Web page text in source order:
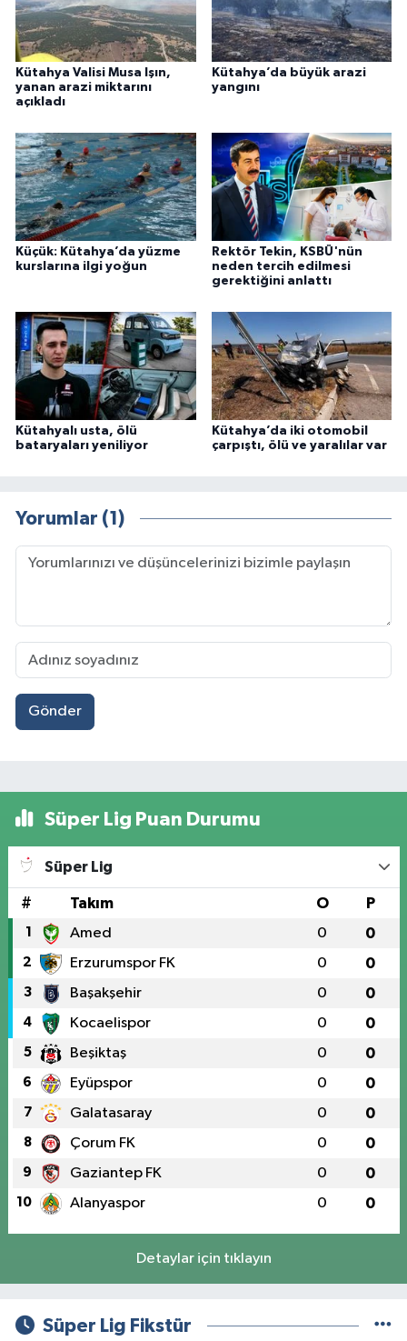
Kütahya Valisi Musa Işın,
yanan arazi miktarını
açıkladı
Kütahya’da büyük arazi
yangını
Küçük: Kütahya’da yüzme
kurslarına ilgi yoğun
Rektör Tekin, KSBÜ'nün
neden tercih edilmesi
gerektiğini anlattı
Kütahyalı usta, ölü
bataryaları yeniliyor
Kütahya’da iki otomobil
çarpıştı, ölü ve yaralılar var
Yorumlar (1)
Gönder
Süper Lig Puan Durumu
Süper Lig
# Takım O P
1 Amed 0 0
2 Erzurumspor FK 0 0
3 Başakşehir 0 0
4 Kocaelispor 0 0
5 Beşiktaş 0 0
6 Eyüpspor 0 0
7 Galatasaray 0 0
8 Çorum FK 0 0
9 Gaziantep FK 0 0
10 Alanyaspor 0 0
Detaylar için tıklayın
Süper Lig Fikstür